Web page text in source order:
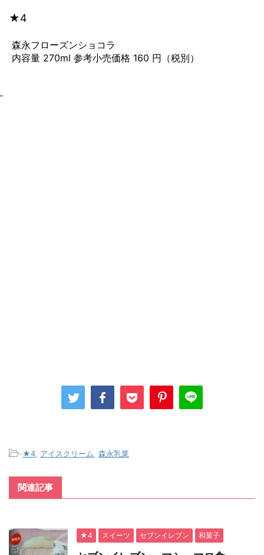
★4
森永フローズンショコラ
内容量 270ml 参考小売価格 160 円（税別）
-★4 アイスクリーム 森永乳業
関連記事
★4 スイーツ セブンイレブン 和菓子